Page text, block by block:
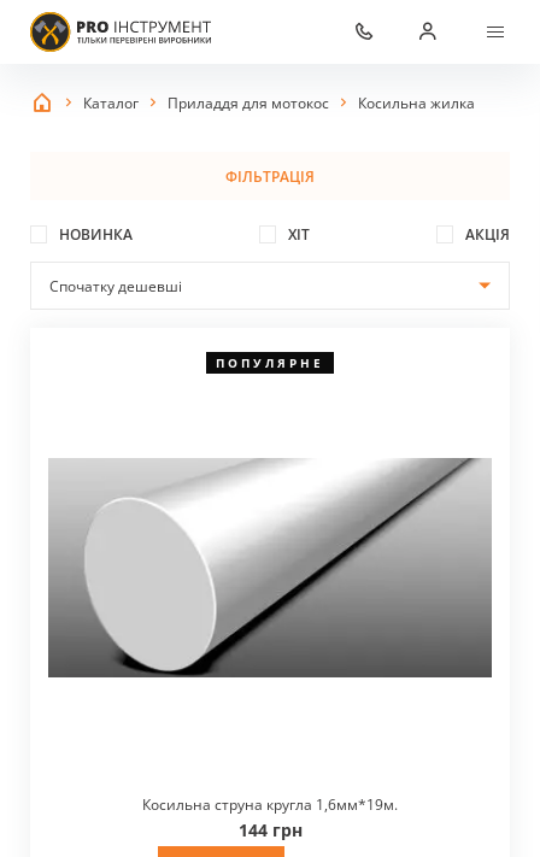
Каталог Приладдя для мотокос Косильна жилка
ФІЛЬТРАЦІЯ
НОВИНКА ХІТ АКЦІЯ
ПОПУЛЯРНЕ
Косильна струна кругла 1,6мм*19м.
144 грн